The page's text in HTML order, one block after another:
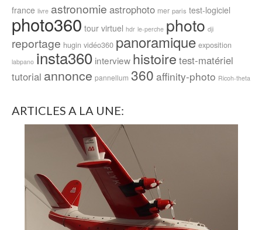
france livre astronomie astrophoto mer paris test-logiciel
photo360 tour virtuel hdr le-perche photo dji
reportage hugin vidéo360 panoramique exposition
labpano insta360 interview histoire test-matériel
tutorial annonce pannellum 360 affinity-photo Ricoh-theta
ARTICLES A LA UNE: